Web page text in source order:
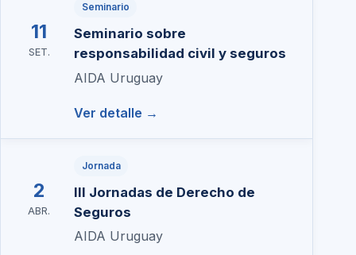
11
SET.
Seminario
Seminario sobre
responsabilidad civil y seguros
AIDA Uruguay
Ver detalle →
2
ABR.
Jornada
III Jornadas de Derecho de
Seguros
AIDA Uruguay